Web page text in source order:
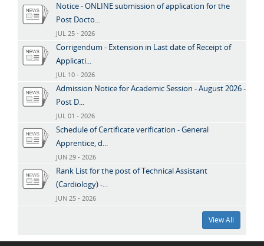
Notice - ONLINE submission of application for the
Post Docto...
JUL 25 - 2026
Corrigendum - Extension in Last date of Receipt of
Applicati...
JUL 10 - 2026
Admission Notice for Academic Session - August 2026 -
Post D...
JUL 01 - 2026
Schedule of Certificate verification - General
Apprentice, d...
JUN 29 - 2026
Rank List for the post of Technical Assistant
(Cardiology) -...
JUN 25 - 2026
View All